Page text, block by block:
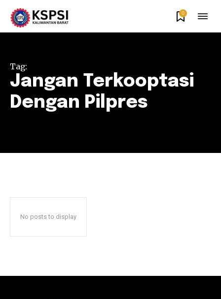
0
Tag:
Jangan Terkooptasi
Dengan Pilpres
No posts to display